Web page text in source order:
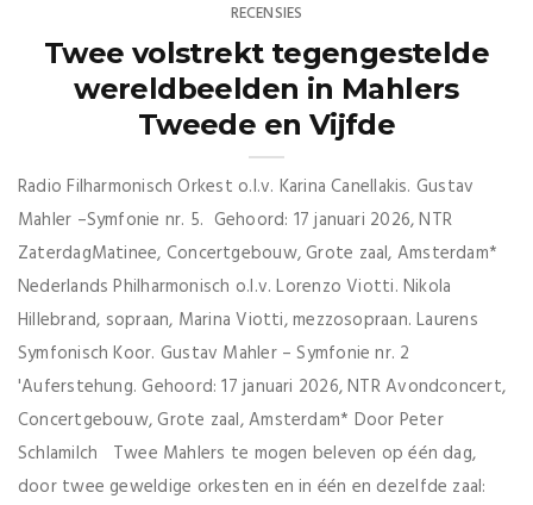
RECENSIES
Twee volstrekt tegengestelde
wereldbeelden in Mahlers
Tweede en Vijfde
Radio Filharmonisch Orkest o.l.v. Karina Canellakis. Gustav
Mahler –Symfonie nr. 5. Gehoord: 17 januari 2026, NTR
ZaterdagMatinee, Concertgebouw, Grote zaal, Amsterdam*
Nederlands Philharmonisch o.l.v. Lorenzo Viotti. Nikola
Hillebrand, sopraan, Marina Viotti, mezzosopraan. Laurens
Symfonisch Koor. Gustav Mahler – Symfonie nr. 2
'Auferstehung. Gehoord: 17 januari 2026, NTR Avondconcert,
Concertgebouw, Grote zaal, Amsterdam* Door Peter
Schlamilch Twee Mahlers te mogen beleven op één dag,
door twee geweldige orkesten en in één en dezelfde zaal: